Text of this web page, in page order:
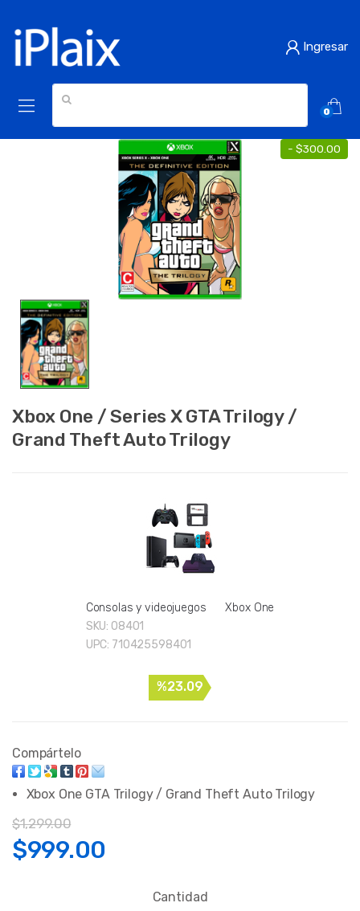
Ingresar
0
- $300.00
Xbox One / Series X GTA Trilogy /
Grand Theft Auto Trilogy
Consolas y videojuegos
Xbox One
SKU: 08401
UPC: 710425598401
%23.09
Compártelo
Xbox One GTA Trilogy / Grand Theft Auto Trilogy
$1,299.00
$999.00
Cantidad